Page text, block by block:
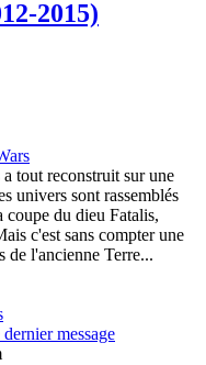
2015)
tout reconstruit sur une
univers sont rassemblés
coupe du dieu Fatalis,
c'est sans compter une
de l'ancienne Terre...
message